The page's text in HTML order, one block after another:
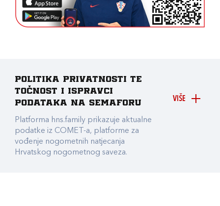
VIŠE
Politika privatnosti te
točnost i ispravci
podataka na Semaforu
Platforma hns.family prikazuje aktualne
podatke iz COMET-a, platforme za
vođenje nogometnih natjecanja
Hrvatskog nogometnog saveza.